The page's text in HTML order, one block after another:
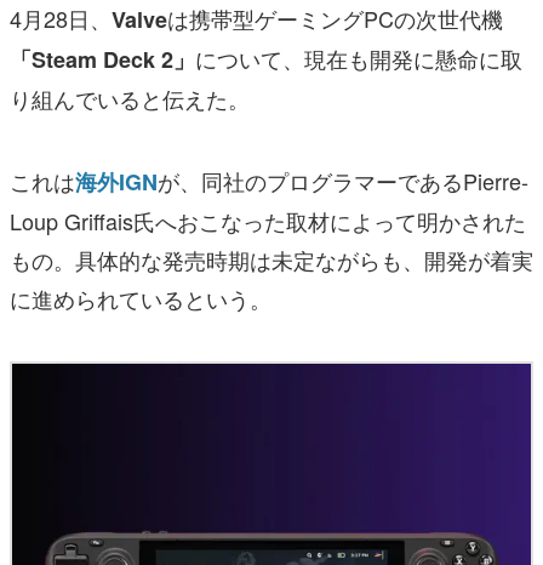
その他
電ファミニコゲーマーとは？
4月28日、 Valveは携帯型ゲーミングPCの次世代機
「Steam Deck 2」 について、現在も開発に懸命に取
り組んでいると伝えた。
これは海外IGNが、同社のプログラマーであるPierre-
Loup Griffais氏へおこなった取材によって明かされた
もの。具体的な発売時期は未定ながらも、開発が着実
に進められているという。